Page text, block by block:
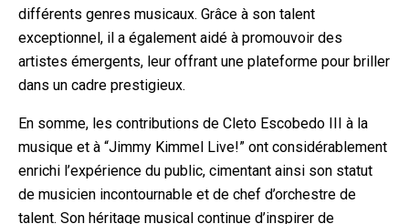
différents genres musicaux. Grâce à son talent
exceptionnel, il a également aidé à promouvoir des
artistes émergents, leur offrant une plateforme pour briller
dans un cadre prestigieux.
En somme, les contributions de Cleto Escobedo III à la
musique et à “Jimmy Kimmel Live!” ont considérablement
enrichi l’expérience du public, cimentant ainsi son statut
de musicien incontournable et de chef d’orchestre de
talent. Son héritage musical continue d’inspirer de